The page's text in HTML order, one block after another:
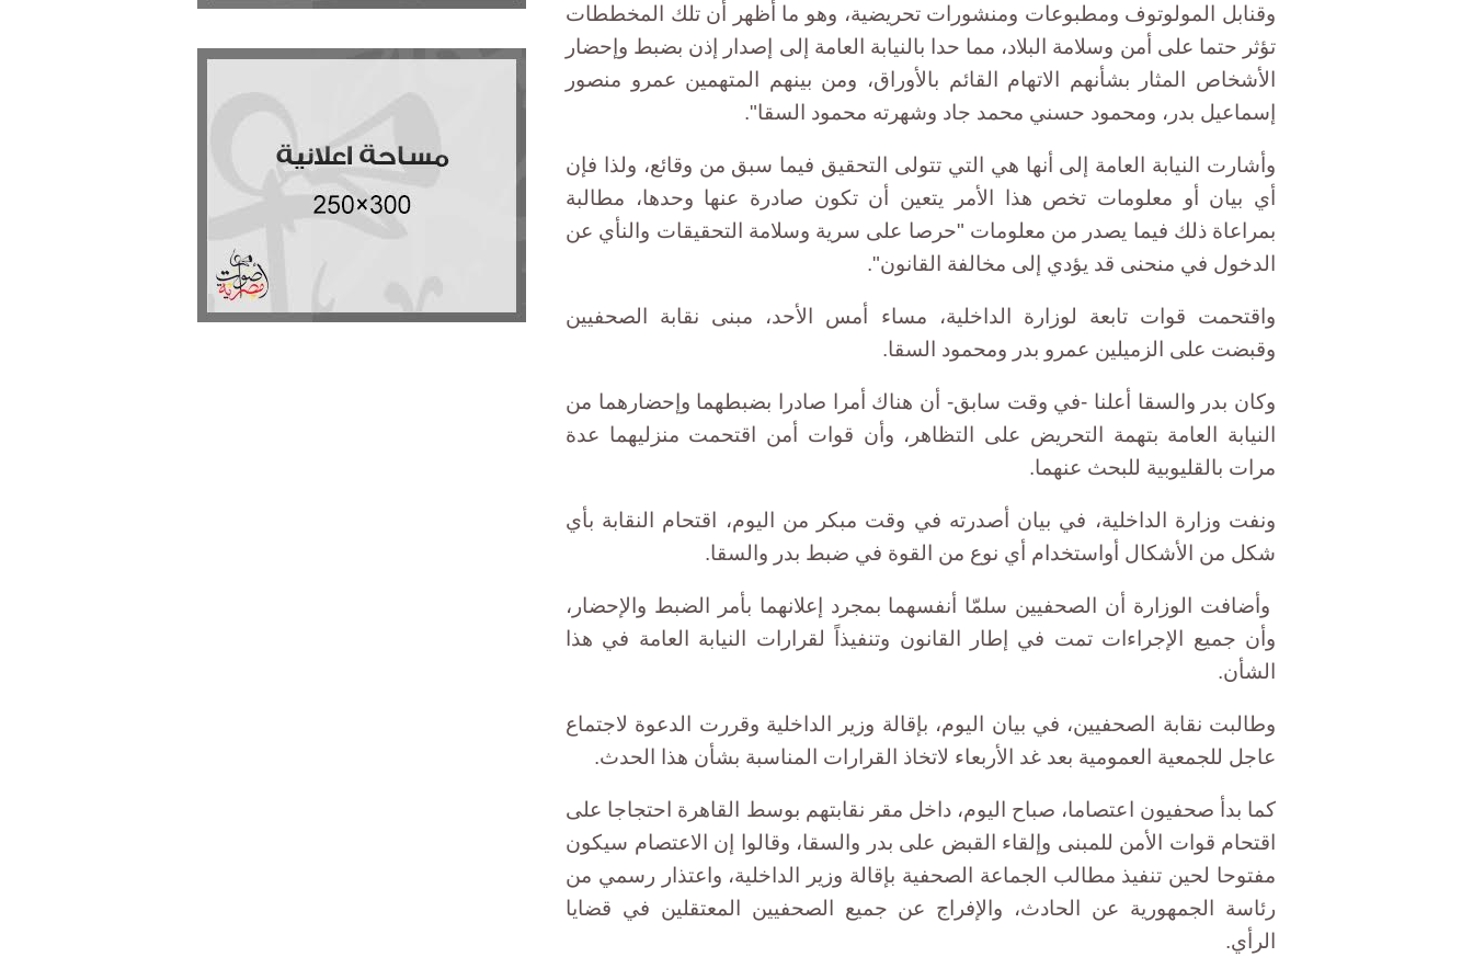
وقنابل المولوتوف ومطبوعات ومنشورات تحريضية، وهو ما أظهر أن تلك المخططات
تؤثر حتما على أمن وسلامة البلاد، مما حدا بالنيابة العامة إلى إصدار إذن بضبط وإحضار
الأشخاص المثار بشأنهم الاتهام القائم بالأوراق، ومن بينهم المتهمين عمرو منصور
إسماعيل بدر، ومحمود حسني محمد جاد وشهرته محمود السقا".
وأشارت النيابة العامة إلى أنها هي التي تتولى التحقيق فيما سبق من وقائع، ولذا فإن
أي بيان أو معلومات تخص هذا الأمر يتعين أن تكون صادرة عنها وحدها، مطالبة
بمراعاة ذلك فيما يصدر من معلومات "حرصا على سرية وسلامة التحقيقات والنأي عن
الدخول في منحنى قد يؤدي إلى مخالفة القانون".
واقتحمت قوات تابعة لوزارة الداخلية، مساء أمس الأحد، مبنى نقابة الصحفيين
وقبضت على الزميلين عمرو بدر ومحمود السقا.
وكان بدر والسقا أعلنا -في وقت سابق- أن هناك أمرا صادرا بضبطهما وإحضارهما من
النيابة العامة بتهمة التحريض على التظاهر، وأن قوات أمن اقتحمت منزليهما عدة
مرات بالقليوبية للبحث عنهما.
ونفت وزارة الداخلية، في بيان أصدرته في وقت مبكر من اليوم، اقتحام النقابة بأي
شكل من الأشكال أواستخدام أي نوع من القوة في ضبط بدر والسقا.
وأضافت الوزارة أن الصحفيين سلمّا أنفسهما بمجرد إعلانهما بأمر الضبط والإحضار،
وأن جميع الإجراءات تمت في إطار القانون وتنفيذاً لقرارات النيابة العامة في هذا
الشأن.
وطالبت نقابة الصحفيين، في بيان اليوم، بإقالة وزير الداخلية وقررت الدعوة لاجتماع
عاجل للجمعية العمومية بعد غد الأربعاء لاتخاذ القرارات المناسبة بشأن هذا الحدث.
كما بدأ صحفيون اعتصاما، صباح اليوم، داخل مقر نقابتهم بوسط القاهرة احتجاجا على
اقتحام قوات الأمن للمبنى وإلقاء القبض على بدر والسقا، وقالوا إن الاعتصام سيكون
مفتوحا لحين تنفيذ مطالب الجماعة الصحفية بإقالة وزير الداخلية، واعتذار رسمي من
رئاسة الجمهورية عن الحادث، والإفراج عن جميع الصحفيين المعتقلين في قضايا
الرأي.